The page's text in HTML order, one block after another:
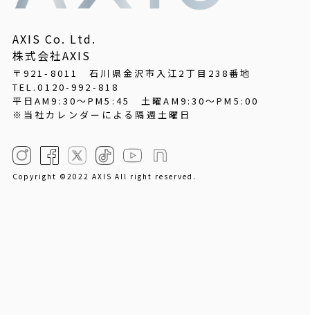
AXIS Co. Ltd.
株式会社AXIS
〒921-8011 石川県金沢市入江2丁目238番地
TEL.0120-992-818
平日AM9:30～PM5:45 土曜AM9:30～PM5:00
※当社カレンダーによる隔週土曜日
Copyright ©2022 AXIS All right reserved.